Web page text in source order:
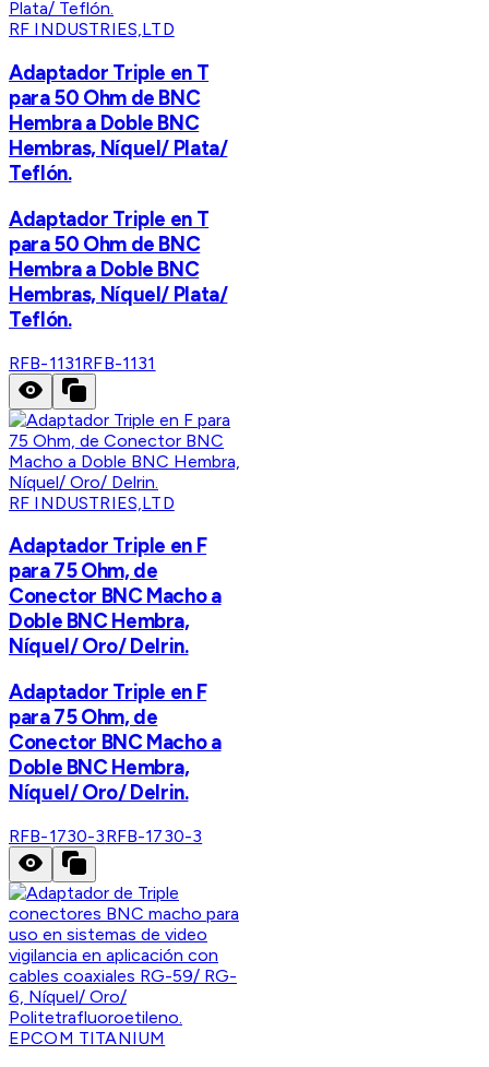
RF INDUSTRIES,LTD
Adaptador Triple en T
para 50 Ohm de BNC
Hembra a Doble BNC
Hembras, Níquel/ Plata/
Teflón.
Adaptador Triple en T
para 50 Ohm de BNC
Hembra a Doble BNC
Hembras, Níquel/ Plata/
Teflón.
RFB-1131RFB-1131
RF INDUSTRIES,LTD
Adaptador Triple en F
para 75 Ohm, de
Conector BNC Macho a
Doble BNC Hembra,
Níquel/ Oro/ Delrin.
Adaptador Triple en F
para 75 Ohm, de
Conector BNC Macho a
Doble BNC Hembra,
Níquel/ Oro/ Delrin.
RFB-1730-3RFB-1730-3
EPCOM TITANIUM